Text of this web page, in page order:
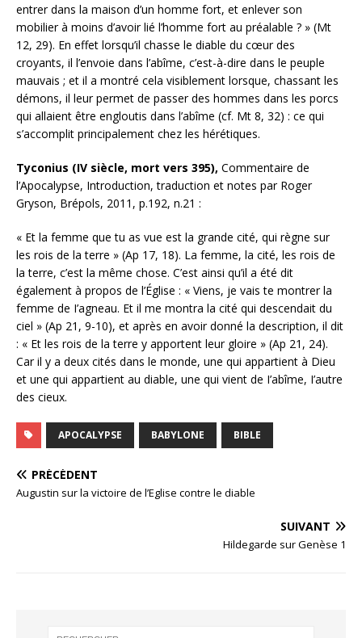
entrer dans la maison d’un homme fort, et enlever son
mobilier à moins d’avoir lié l’homme fort au préalable ? » (Mt
12, 29). En effet lorsqu’il chasse le diable du cœur des
croyants, il l’envoie dans l’abîme, c’est-à-dire dans le peuple
mauvais ; et il a montré cela visiblement lorsque, chassant les
démons, il leur permet de passer des hommes dans les porcs
qui allaient être engloutis dans l’abîme (cf. Mt 8, 32) : ce qui
s’accomplit principalement chez les hérétiques.
Tyconius (IV siècle, mort vers 395), Commentaire de
l’Apocalypse, Introduction, traduction et notes par Roger
Gryson, Brépols, 2011, p.192, n.21 :
« Et la femme que tu as vue est la grande cité, qui règne sur
les rois de la terre » (Ap 17, 18). La femme, la cité, les rois de
la terre, c’est la même chose. C’est ainsi qu’il a été dit
également à propos de l’Église : « Viens, je vais te montrer la
femme de I’agneau. Et il me montra la cité qui descendait du
ciel » (Ap 21, 9-10), et après en avoir donné la description, il dit
: « Et les rois de la terre y apportent leur gloire » (Ap 21, 24).
Car il y a deux cités dans le monde, une qui appartient à Dieu
et une qui appartient au diable, une qui vient de I’abîme, I’autre
des cieux.
APOCALYPSE BABYLONE BIBLE
PRÉCÉDENT
Augustin sur la victoire de l’Eglise contre le diable
SUIVANT
Hildegarde sur Genèse 1